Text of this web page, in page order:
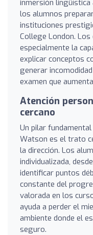
inmersión lingüística
los alumnos
instituciones
College London.
especialmente la
explicar conceptos
generar
examen que
Atención
cercano
Un pilar
Watson es el trato
la dirección. Los
individualizada,
identificar puntos
constante del
valorada en los
ayuda a perder el
ambiente donde el
seguro.